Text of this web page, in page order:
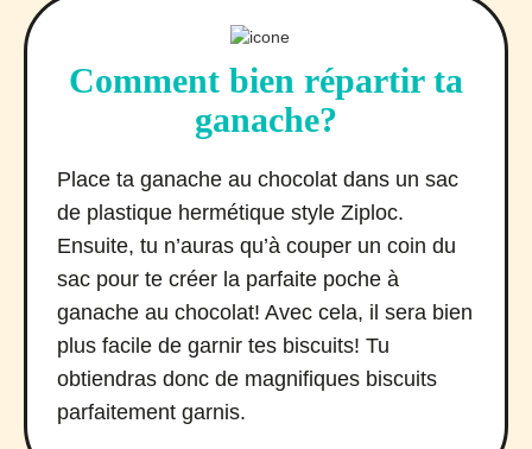
Comment bien répartir ta
ganache?
Place ta ganache au chocolat dans un sac
de plastique hermétique style Ziploc.
Ensuite, tu n’auras qu’à couper un coin du
sac pour te créer la parfaite poche à
ganache au chocolat! Avec cela, il sera bien
plus facile de garnir tes biscuits! Tu
obtiendras donc de magnifiques biscuits
parfaitement garnis.